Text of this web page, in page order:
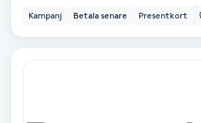
Shiatsu
Kampanj Betala senare Presentkort